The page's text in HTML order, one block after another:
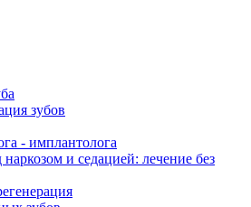
зубов
- имплантолога
и седацией: лечение без